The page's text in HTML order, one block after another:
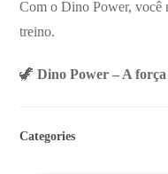
Com o Dino Power, você
treino.
🦖Dino Power – A
Categories